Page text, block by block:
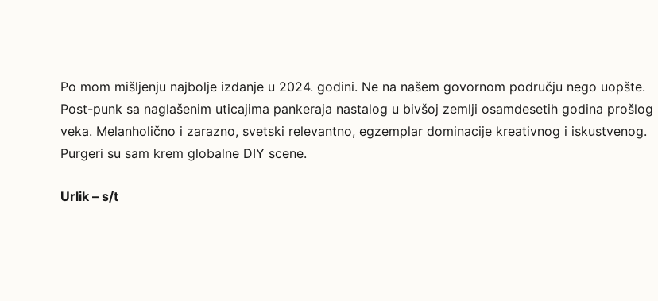
Po mom mišljenju najbolje izdanje u 2024. godini. Ne na našem govornom području nego uopšte.
Post-punk sa naglašenim uticajima pankeraja nastalog u bivšoj zemlji osamdesetih godina prošlog
veka. Melanholično i zarazno, svetski relevantno, egzemplar dominacije kreativnog i iskustvenog.
Purgeri su sam krem globalne DIY scene.
Urlik – s/t